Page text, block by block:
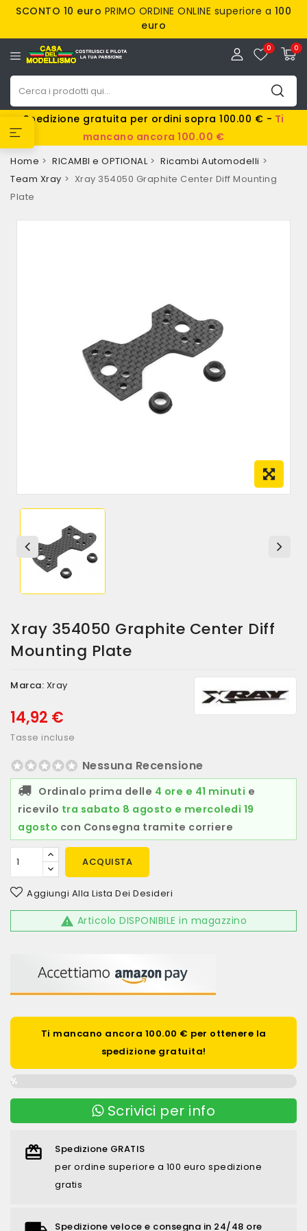
SCONTO 10 euro PRIMO ORDINE ONLINE superiore a 100
euro
0
0
Spedizione gratuita per ordini sopra 100.00 € - Ti
mancano ancora 100.00 €
Home RICAMBI e OPTIONAL
Ricambi Automodelli
Team Xray
Xray 354050 Graphite Center Diff Mounting
Plate
Xray 354050 Graphite Center Diff
Mounting Plate
Marca: Xray
14,92 €
Tasse incluse
Nessuna Recensione
Ordinalo prima delle 4 ore e 41 minuti e
ricevilo tra sabato 8 agosto e mercoledì 19
agosto con Consegna tramite corriere
ACQUISTA
Aggiungi Alla Lista Dei Desideri
 Articolo DISPONIBILE in magazzino
Ti mancano ancora 100.00 € per ottenere la
spedizione gratuita!
0%
Scrivici per info
Spedizione GRATIS
per ordine superiore a 100 euro spedizione
gratis
Spedizione veloce e consegna in 24/48 ore